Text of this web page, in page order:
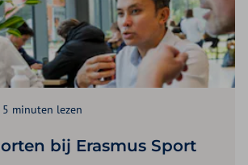
5 minuten lezen
bij Erasmus Sport